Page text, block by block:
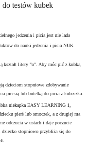
testów kubek
jedzenia i picia jest nie lada
do nauki jedzenia i picia NUK
kształt litery "o". Aby móc pić z kubka,
dzieciom stopniowe zdobywanie
piersią lub butelką do picia z kubeczka.
niekapka EASY LEARNING 1,
pierś lub smoczek, a z drugiej ma
odczucia w ustach i daje poczucie
dziecko stopniowo przybliża się do